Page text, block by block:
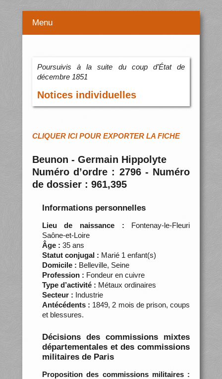
Menu
Poursuivis à la suite du coup d’État de
décembre 1851
Notices individuelles
CLIQUER ICI POUR EXPORTER LA FICHE
Beunon - Germain Hippolyte
Numéro d’ordre : 2796 - Numéro
de dossier : 961,395
Informations personnelles
Lieu de naissance : Fontenay-le-Fleuri
Saône-et-Loire
Âge : 35 ans
Statut conjugal : Marié 1 enfant(s)
Domicile : Belleville, Seine
Profession : Fondeur en cuivre
Type d’activité : Métaux ordinaires
Secteur : Industrie
Antécédents : 1849, 2 mois de prison, coups
et blessures.
Décisions des commissions mixtes
départementales et des commissions
militaires de Paris
Proposition des commissions militaires :